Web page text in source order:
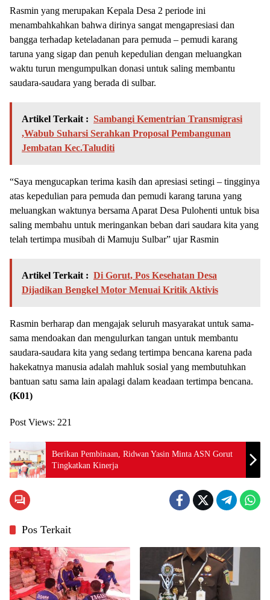
Rasmin yang merupakan Kepala Desa 2 periode ini
menambahkahkan bahwa dirinya sangat mengapresiasi dan
bangga terhadap keteladanan para pemuda – pemudi karang
taruna yang sigap dan penuh kepedulian dengan meluangkan
waktu turun mengumpulkan donasi untuk saling membantu
saudara-saudara yang berada di sulbar.
Artikel Terkait : Sambangi Kementrian Transmigrasi
,Wabub Suharsi Serahkan Proposal Pembangunan
Jembatan Kec.Taluditi
“Saya mengucapkan terima kasih dan apresiasi setingi – tingginya
atas kepedulian para pemuda dan pemudi karang taruna yang
meluangkan waktunya bersama Aparat Desa Pulohenti untuk bisa
saling membahu untuk meringankan beban dari saudara kita yang
telah tertimpa musibah di Mamuju Sulbar” ujar Rasmin
Artikel Terkait : Di Gorut, Pos Kesehatan Desa
Dijadikan Bengkel Motor Menuai Kritik Aktivis
Rasmin berharap dan mengajak seluruh masyarakat untuk sama-
sama mendoakan dan mengulurkan tangan untuk membantu
saudara-saudara kita yang sedang tertimpa bencana karena pada
hakekatnya manusia adalah mahluk sosial yang membutuhkan
bantuan satu sama lain apalagi dalam keadaan tertimpa bencana.
(K01)
Post Views: 221
Berikan Pembinaan, Ridwan Yasin Minta ASN Gorut
Tingkatkan Kinerja
Pos Terkait